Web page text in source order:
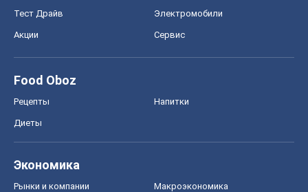
Тест Драйв Электромобили
Акции Сервис
Food Oboz
Рецепты Напитки
Диеты
Экономика
Рынки и компании Mакроэкономика